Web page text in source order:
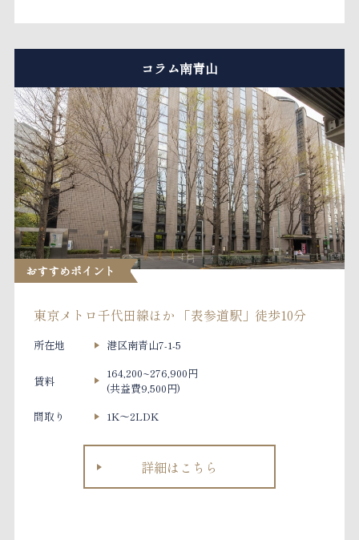
コラム南青山
おすすめポイント
東京メトロ千代田線ほか 「表参道駅」徒歩10分
所在地 港区南青山7-1-5
賃料
164,200~276,900円
(共益費9,500円)
間取り
1K～2LDK
詳細はこちら